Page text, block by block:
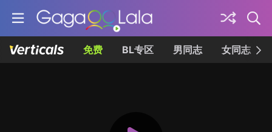
免费 BL专区 男同志 女同志